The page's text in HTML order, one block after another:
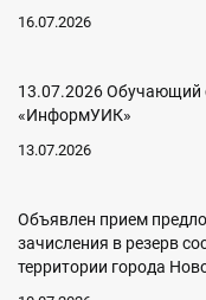
16.07.2026
13.07.2026 Обучающий
«ИнформУИК»
13.07.2026
Объявлен прием
зачисления в резерв
территории города